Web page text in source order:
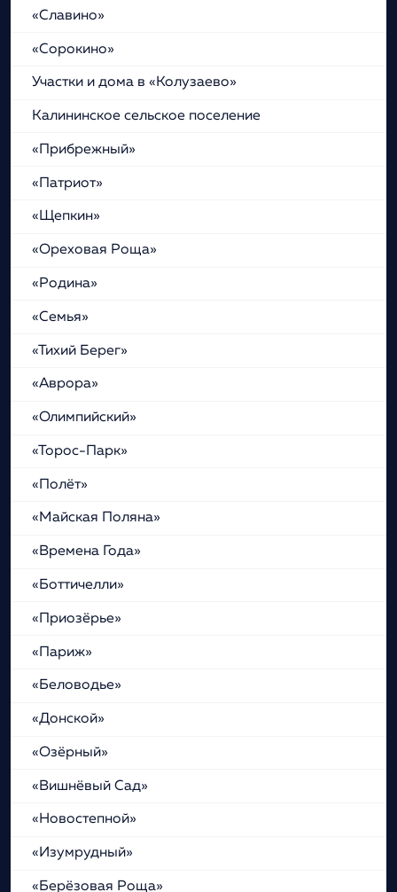
«Славино»
«Сорокино»
Участки и дома в «Колузаево»
Калининское сельское поселение
«Прибрежный»
«Патриот»
«Щепкин»
«Ореховая Роща»
«Родина»
«Семья»
«Тихий Берег»
«Аврора»
«Олимпийский»
«Торос-Парк»
«Полёт»
«Майская Поляна»
«Времена Года»
«Боттичелли»
«Приозёрье»
«Париж»
«Беловодье»
«Донской»
«Озёрный»
«Вишнёвый Сад»
«Новостепной»
«Изумрудный»
«Берёзовая Роща»